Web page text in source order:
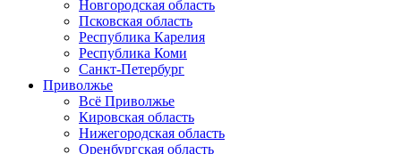
Новгородская область
Псковская область
Республика Карелия
Республика Коми
Санкт-Петербург
Приволжье
Всё Приволжье
Кировская область
Нижегородская область
Оренбургская область